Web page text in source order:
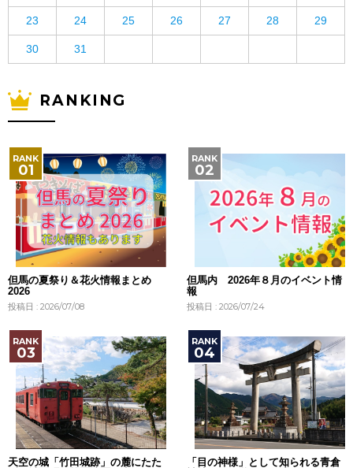
23 24 25 26 27 28 29
30 31
RANKING
但馬の夏祭り＆花火情報まとめ
2026
投稿日 : 2026/07/08
但馬内 2026年８月のイベント情
報
投稿日 : 2026/07/24
天空の城「竹田城跡」の麓にたた
「目の神様」として知られる青倉